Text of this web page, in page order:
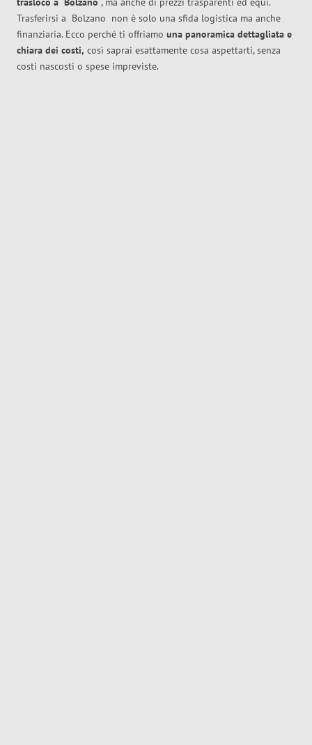
Trasferirsi a Bolzano non è solo una sfida logistica ma anche
finanziaria. Ecco perché ti offriamo una panoramica dettagliata e
chiara dei costi, così saprai esattamente cosa aspettarti, senza
costi nascosti o spese impreviste.